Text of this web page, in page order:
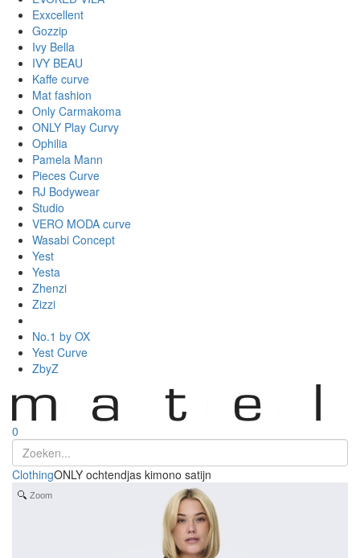
Exxcellent
Gozzip
Ivy Bella
IVY BEAU
Kaffe curve
Mat fashion
Only Carmakoma
ONLY Play Curvy
Ophilia
Pamela Mann
Pieces Curve
RJ Bodywear
Studio
VERO MODA curve
Wasabi Concept
Yest
Yesta
Zhenzi
Zizzi
No.1 by OX
Yest Curve
ZbyZ
0
ClothingONLY ochtendjas kimono satijn
Zoom